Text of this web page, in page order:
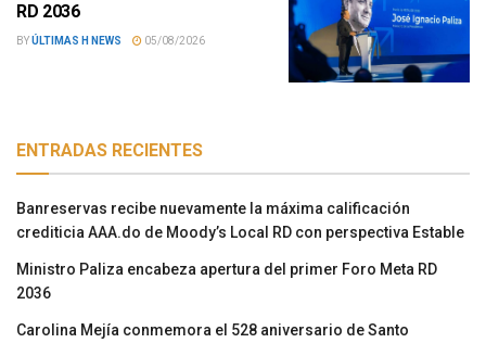
RD 2036
BYÚLTIMAS H NEWS 05/08/2026
ENTRADAS RECIENTES
Banreservas recibe nuevamente la máxima calificación
crediticia AAA.do de Moody’s Local RD con perspectiva Estable
Ministro Paliza encabeza apertura del primer Foro Meta RD
2036
Carolina Mejía conmemora el 528 aniversario de Santo